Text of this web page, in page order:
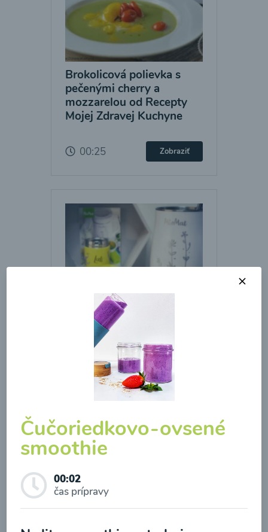
Brokolicová polievka s
pečenými cherry a
mozzarelou od Recepty
Mojej Zdravej Kuchyne
00:25 Zobraziť
Brokolicová polievka so
Zobraziť
Čučoriedkovo-ovsené
smoothie
00:02
čas prípravy
Odber noviniek a akcií
Odoslaním registrácie na Newsletter súhlasím so